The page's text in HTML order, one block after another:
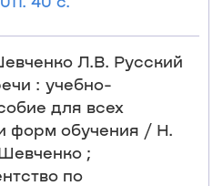
Л.В. Русский
: учебно-
для всех
форм обучения / Н.
;
по